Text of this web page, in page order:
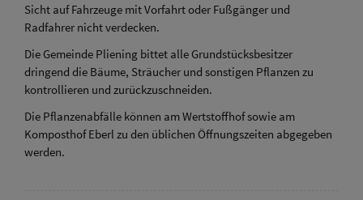
Sicht auf Fahrzeuge mit Vorfahrt oder Fußgänger und
Radfahrer nicht verdecken.
Die Gemeinde Pliening bittet alle Grundstücksbesitzer
dringend die Bäume, Sträucher und sonstigen Pflanzen zu
kontrollieren und zurückzuschneiden.
Die Pflanzenabfälle können am Wertstoffhof sowie am
Komposthof Eberl zu den üblichen Öffnungszeiten abgegeben
werden.